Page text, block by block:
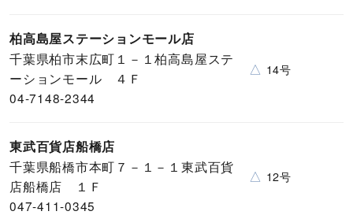
柏高島屋ステーションモール店
千葉県柏市末広町１－１柏高島屋ステ
ーションモール ４Ｆ
04-7148-2344
△ 14号
東武百貨店船橋店
千葉県船橋市本町７－１－１東武百貨
店船橋店 １Ｆ
047-411-0345
△ 12号